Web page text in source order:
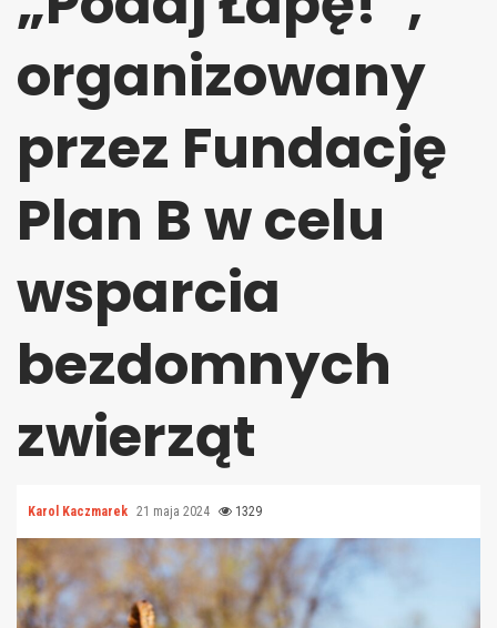
organizowany
przez Fundację
Plan B w celu
wsparcia
bezdomnych
zwierząt
Karol Kaczmarek 21 maja 2024 1329